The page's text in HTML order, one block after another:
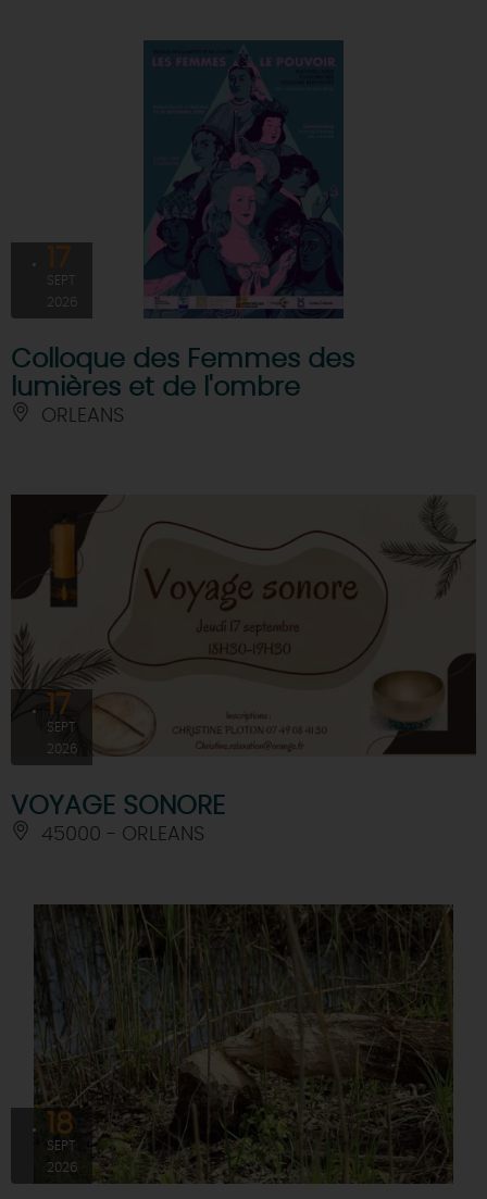
17
SEPT
2026
Colloque des Femmes des
lumières et de l'ombre
ORLEANS
17
SEPT
2026
VOYAGE SONORE
45000 - ORLEANS
18
SEPT
2026